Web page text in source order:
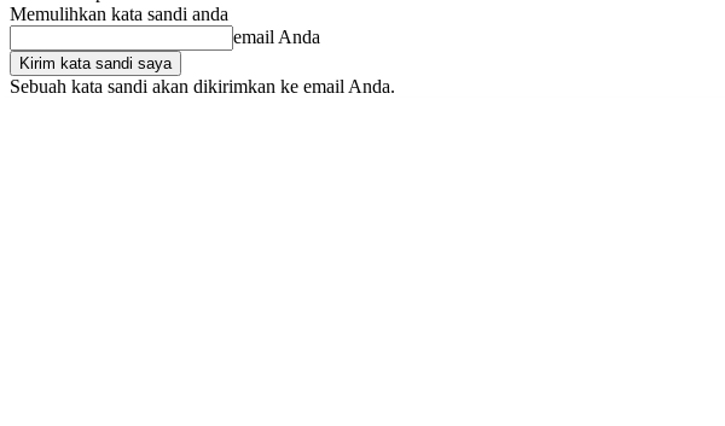
Memulihkan kata sandi anda
email Anda
Sebuah kata sandi akan dikirimkan ke email Anda.